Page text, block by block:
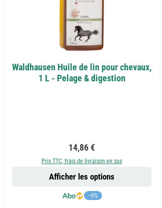
Waldhausen Huile de lin pour chevaux,
1 L - Pelage & digestion
Prix régulier :
14,86 €
Prix TTC, frais de livraison en sus
−6%
Afficher les options